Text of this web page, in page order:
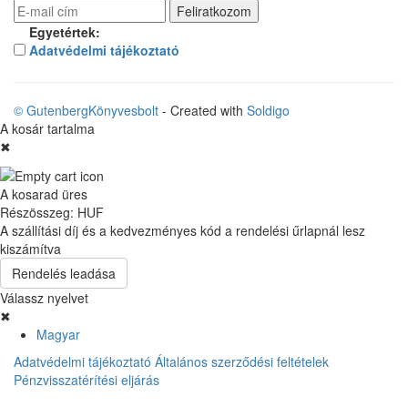
Egyetértek:
Adatvédelmi tájékoztató
© GutenbergKönyvesbolt - Created with Soldigo
A kosár tartalma
✖
A kosarad üres
Részösszeg: HUF
A szállítási díj és a kedvezményes kód a rendelési űrlapnál lesz
kiszámítva
Rendelés leadása
Válassz nyelvet
✖
Magyar
Adatvédelmi tájékoztató Általános szerződési feltételek
Pénzvisszatérítési eljárás